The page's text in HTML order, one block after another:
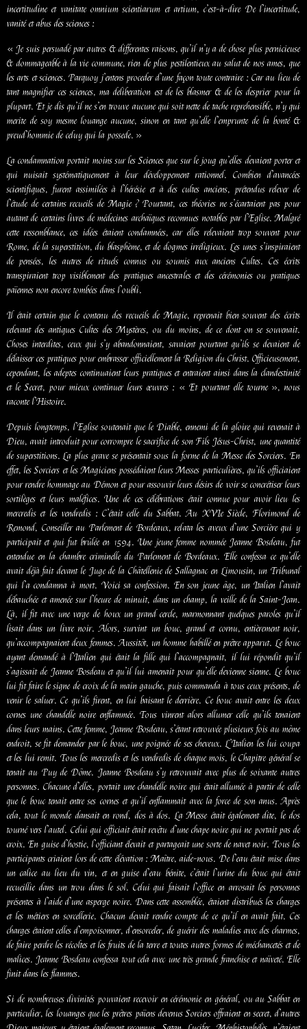
incertitudine et vanitate omnium scientiarum et artium, c’est-à-dire De l’incertitude,
vanité et abus des sciences :
« Je suis persuadé par autres & differentes raisons, qu’il n’y a de chose plus pernicieuse
& dommageable à la vie commune, rien de plus pestilentieux au salut de nos ames, que
les arts et sciences. Parquoy j’entens proceder d’une façon toute contraire : Car au lieu de
tant magnifier ces sciences, ma deliberation est de les blasmer & de les desprier pour la
plupart. Et je dis qu’il ne s’en trouve aucune qui soit nette de tache reprehensible, n’y qui
merite de soy mesme louange aucune, sinon en tant qu’elle l’emprunte de la bonté &
preud’hommie de celuy qui la possede. »
La condamnation portait moins sur les Sciences que sur le joug qu’elles devaient porter et
qui nuisait systématiquement à leur développement rationnel. Combien d’avancées
scientifiques, furent assimilées à l’hérésie et à des cultes anciens, prétendus relever de
l’étude de certains recueils de Magie ? Pourtant, ces théories ne s’écartaient pas pour
autant de certains livres de médecines archaïques reconnues notables par l’Eglise. Malgré
cette ressemblance, ces idées étaient condamnées, car elles relevaient trop souvent pour
Rome, de la superstition, du blasphème, et de dogmes irréligieux. Les unes s’inspiraient
de pensées, les autres de rituels connus ou soumis aux anciens Cultes. Ces écrits
transpiraient trop visiblement des pratiques ancestrales et des cérémonies ou pratiques
païennes non encore tombées dans l’oubli.
Il était certain que le contenu des recueils de Magie, reprenait bien souvent des écrits
relevant des antiques Cultes des Mystères, ou du moins, de ce dont on se souvenait.
Choses interdites, ceux qui s’y abandonnaient, savaient pourtant qu’ils se devaient de
délaisser ces pratiques pour embrasser officiellement la Religion du Christ. Officieusement,
cependant, les adeptes continuaient leurs pratiques et entraient ainsi dans la clandestinité
et le Secret, pour mieux continuer leurs œuvres : « Et pourtant elle tourne », nous
raconte l’Histoire.
Depuis longtemps, l’Eglise soutenait que le Diable, ennemi de la gloire qui revenait à
Dieu, avait introduit pour corrompre le sacrifice de son Fils Jésus-Christ, une quantité
de superstitions. La plus grave se présentait sous la forme de la Messe des Sorciers. En
effet, les Sorciers et les Magiciens possédaient leurs Messes particulières, qu’ils officiaient
pour rendre hommage au Démon et pour assouvir leurs désirs de voir se concrétiser leurs
sortilèges et leurs maléfices. Une de ces célébrations était connue pour avoir lieu les
mercredis et les vendredis : C’était celle du Sabbat. Au XVIe Siècle, Florimond de
Remond, Conseiller au Parlement de Bordeaux, relata les aveux d’une Sorcière qui y
participait et qui fut brûlée en 1594. Une jeune femme nommée Jeanne Bosdeau, fut
entendue en la chambre criminelle du Parlement de Bordeaux. Elle confessa ce qu’elle
avait déjà fait devant le Juge de la Châtellenie de Sallagnac en Limousin, un Tribunal
qui l’a condamna à mort. Voici sa confession. En son jeune âge, un Italien l’avait
débauchée et amenée sur l’heure de minuit, dans un champ, la veille de la Saint-Jean.
Là, il fit avec une verge de houx un grand cercle, marmonnant quelques paroles qu’il
lisait dans un livre noir. Alors, survint un bouc, grand et cornu, entièrement noir,
qu’accompagnaient deux femmes. Aussitôt, un homme habillé en prêtre apparut. Le bouc
ayant demandé à l’Italien qui était la fille qui l’accompagnait, il lui répondit qu’il
s’agissait de Jeanne Bosdeau et qu’il lui amenait pour qu’elle devienne sienne. Le bouc
lui fit faire le signe de croix de la main gauche, puis commanda à tous ceux présents, de
venir le saluer. Ce qu’ils firent, en lui baisant le derrière. Ce bouc avait entre les deux
cornes une chandelle noire enflammée. Tous vinrent alors allumer celle qu’ils tenaient
dans leurs mains. Cette femme, Jeanne Bosdeau, s’étant retrouvée plusieurs fois au même
endroit, se fit demander par le bouc, une poignée de ses cheveux. L’Italien les lui coupa
et les lui remit. Tous les mercredis et les vendredis de chaque mois, le Chapitre général se
tenait au Puy de Dôme. Jeanne Bosdeau s’y retrouvait avec plus de soixante autres
personnes. Chacune d’elles, portait une chandelle noire qui était allumée à partir de celle
que le bouc tenait entre ses cornes et qu’il enflammait avec la force de son anus. Après
cela, tout le monde dansait en rond, dos à dos. La Messe était également dite, le dos
tourné vers l’autel. Celui qui officiait était revêtu d’une chape noire qui ne portait pas de
croix. En guise d’hostie, l’officiant élevait et partageait une sorte de navet noir. Tous les
participants criaient lors de cette élévation : Maître, aide-nous. De l’eau était mise dans
un calice au lieu du vin, et en guise d’eau bénite, c’était l’urine du bouc qui était
recueillie dans un trou dans le sol. Celui qui faisait l’office en arrosait les personnes
présentes à l’aide d’une asperge noire. Dans cette assemblée, étaient distribués les charges
et les métiers en sorcellerie. Chacun devait rendre compte de ce qu’il en avait fait. Ces
charges étaient celles d’empoisonner, d’ensorceler, de guérir des maladies avec des charmes,
de faire perdre les récoltes et les fruits de la terre et toutes autres formes de méchancetés et de
malices. Jeanne Bosdeau confessa tout cela avec une très grande franchise et naïveté. Elle
finit dans les flammes.
Si de nombreuses divinités pouvaient recevoir en cérémonie en général, ou au Sabbat en
particulier, les louanges que les prêtres païens devenus Sorciers offraient en secret, d’autres